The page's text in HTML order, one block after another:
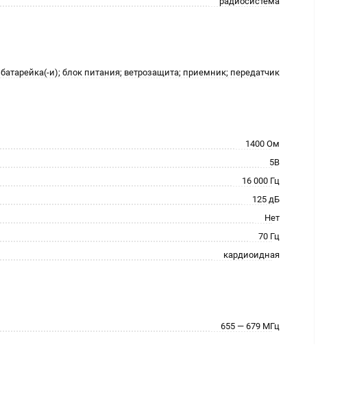
батарейка(-и); блок питания; ветрозащита; приемник; передатчик
1400 Ом
5В
16 000 Гц
125 дБ
Нет
70 Гц
кардиоидная
655 — 679 МГц